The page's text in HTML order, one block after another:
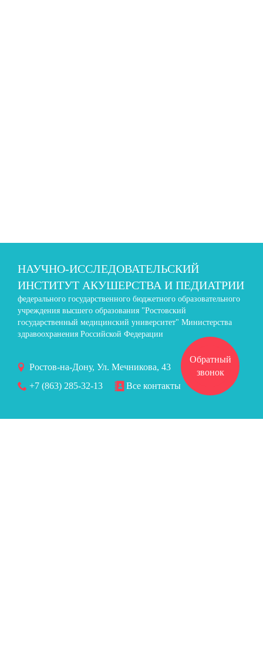
НАУЧНО-ИССЛЕДОВАТЕЛЬСКИЙ
ИНСТИТУТ АКУШЕРСТВА И ПЕДИАТРИИ
федерального государственного бюджетного образовательного
учреждения высшего образования "Ростовский
государственный медицинский университет" Министерства
здравоохранения Российской Федерации
Ростов-на-Дону, Ул. Мечникова, 43
+7 (863) 285-32-13
Все контакты
Обратный
звонок